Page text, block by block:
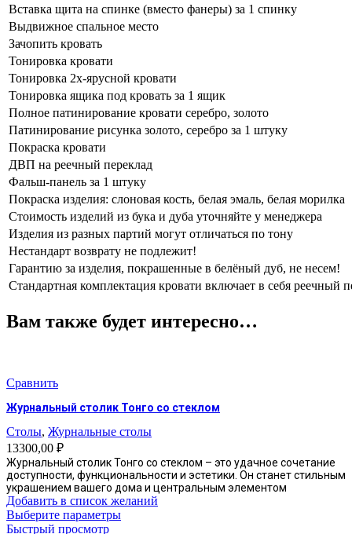
Вставка щита на спинке (вместо фанеры) за 1 спинку
Выдвижное спальное место
Зачопить кровать
Тонировка кровати
Тонировка 2х-ярусной кровати
Тонировка ящика под кровать за 1 ящик
Полное патинирование кровати серебро, золото
Патинирование рисунка золото, серебро за 1 штуку
Покраска кровати
ДВП на реечный переклад
Фальш-панель за 1 штуку
Покраска изделия: слоновая кость, белая эмаль, белая морилка
Стоимость изделий из бука и дуба уточняйте у менеджера
Изделия из разных партий могут отличаться по тону
Нестандарт возврату не подлежит!
Гарантию за изделия, покрашенные в белёный дуб, не несем!
Стандартная комплектация кровати включает в себя реечный
Вам также будет интересно…
Сравнить
Журнальный столик Тонго со стеклом
Столы, Журнальные столы
13300,00 ₽
Журнальный столик Тонго со стеклом – это удачное сочетание
доступности, функциональности и эстетики. Он станет стильным
украшением вашего дома и центральным элементом
Добавить в список желаний
Выберите параметрыЭтот
Быстрый просмотр